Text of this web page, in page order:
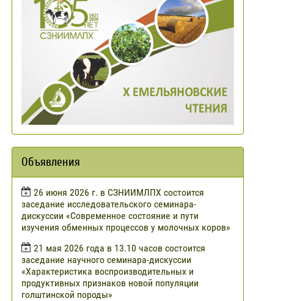
Объявления
​26 июня 2026 г. в СЗНИИМЛПХ состоится
заседание исследовательского семинара-
дискуссии «Современное состояние и пути
изучения обменных процессов у молочных коров»
21 мая 2026 года в 13.10 часов состоится
заседание научного семинара-дискуссии
«Характеристика воспроизводительных и
продуктивных признаков новой популяции
голштинской породы»